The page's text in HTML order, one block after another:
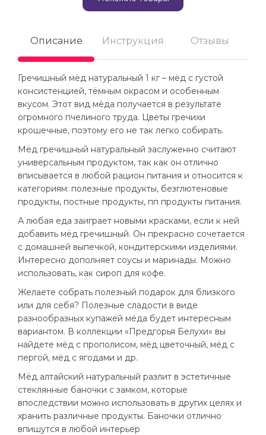
Описание Инструкция Отзывы
Гречишный мёд натуральный 1 кг – мёд с густой
консистенцией, тёмным окрасом и особенным
вкусом. Этот вид мёда получается в результате
огромного пчелиного труда. Цветы гречихи
крошечные, поэтому его не так легко собирать.
Мёд гречишный натуральный заслуженно считают
универсальным продуктом, так как он отлично
вписывается в любой рацион питания и относится к
категориям: полезные продукты, безглютеновые
продукты, постные продукты, пп продукты питания.
А любая еда заиграет новыми красками, если к ней
добавить мёд гречишный. Он прекрасно сочетается
с домашней выпечкой, кондитерскими изделиями.
Интересно дополняет соусы и маринады. Можно
использовать, как сироп для кофе.
Желаете собрать полезный подарок для близкого
или для себя? Полезные сладости в виде
разнообразных купажей мёда будет интересным
вариантом. В коллекции «Предгорья Белухи» вы
найдете мёд с прополисом, мёд цветочный, мёд с
пергой, мёд с ягодами и др.
Мёд алтайский натуральный разлит в эстетичные
стеклянные баночки с замком, которые
впоследствии можно использовать в других целях и
хранить различные продукты. Баночки отлично
впишутся в любой интерьер